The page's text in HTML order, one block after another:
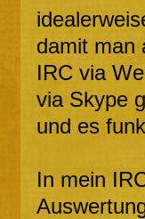
damit man
IRC via
via Skype
und es
In mein